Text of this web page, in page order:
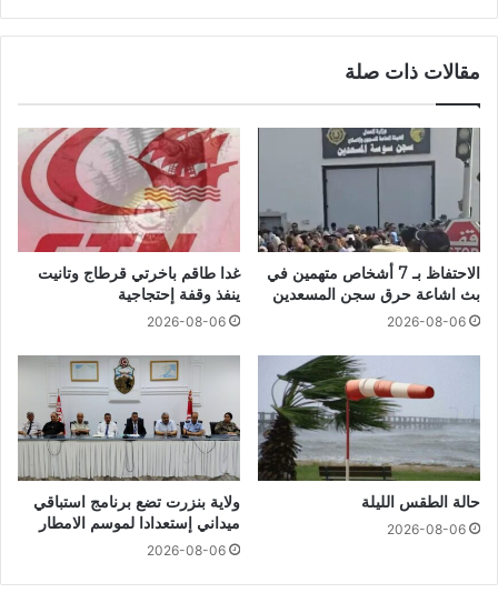
مقالات ذات صلة
الاحتفاظ بـ 7 أشخاص متهمين في
بث اشاعة حرق سجن المسعدين
2026-08-06
غدا طاقم باخرتي قرطاج وتانيت
ينفذ وقفة إحتجاجية
2026-08-06
حالة الطقس الليلة
2026-08-06
ولاية بنزرت تضع برنامج استباقي
ميداني إستعدادا لموسم الامطار
2026-08-06